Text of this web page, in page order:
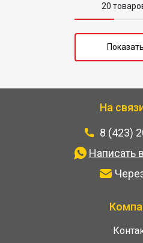
20
На
8 (423)
Написать